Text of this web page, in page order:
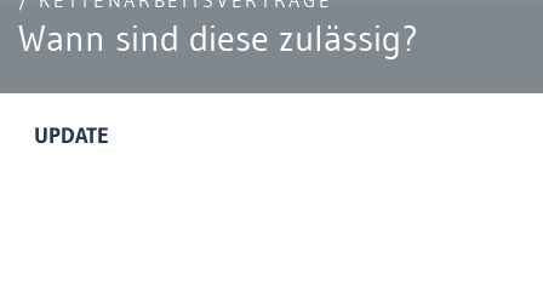
Wann sind diese zulässig?
UPDATE